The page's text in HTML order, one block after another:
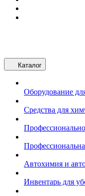
Каталог
Оборудование
Средства для
Автохимия и
Инвентарь для